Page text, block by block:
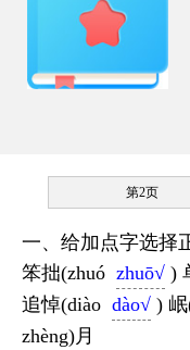
第2页
一、给加点字选择
笨拙(zhuó zhuō√ )
追悼(diào dào√ )
zhèng)月